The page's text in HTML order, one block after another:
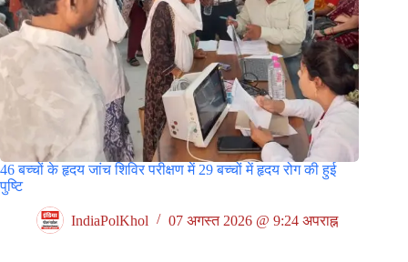
46 बच्चों के हृदय जांच शिविर परीक्षण में 29 बच्चों में हृदय रोग की हुई
पुष्टि
IndiaPolKhol 07 अगस्त 2026 @ 9:24 अपराह्न